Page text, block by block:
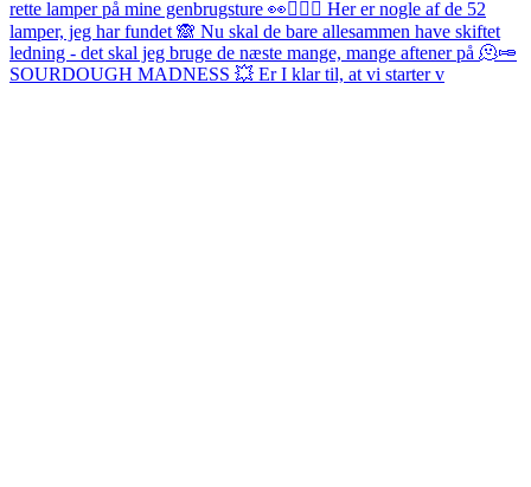
SOURDOUGH MADNESS 💥 Er I klar til, at vi starter v